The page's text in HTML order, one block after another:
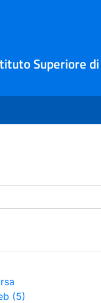
Superiore
(5)